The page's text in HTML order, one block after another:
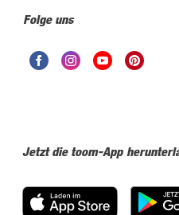
Folge uns
Jetzt die toom-App